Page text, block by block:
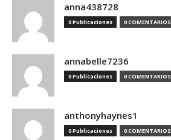
anna438728
0 Publicaciones 0 COMENTARIOS
annabelle7236
0 Publicaciones 0 COMENTARIOS
anthonyhaynes1
0 Publicaciones 0 COMENTARIOS